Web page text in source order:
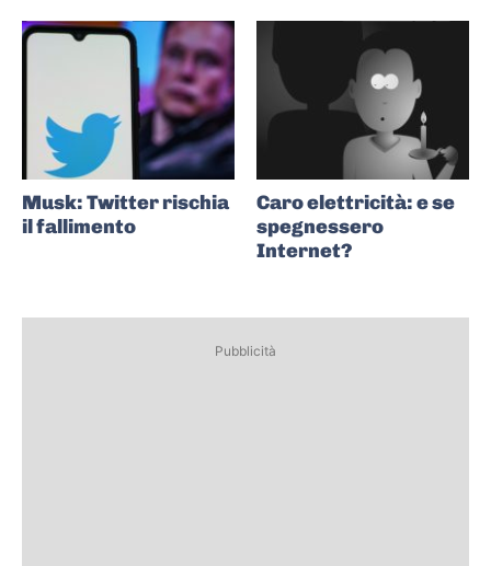
Musk: Twitter rischia
il fallimento
Caro elettricità: e se
spegnessero
Internet?
Pubblicità